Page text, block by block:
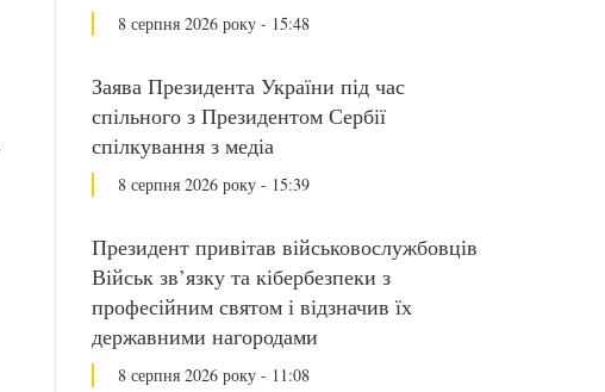
8 серпня 2026 року - 15:48
Заява Президента України під час
спільного з Президентом Сербії
спілкування з медіа
8 серпня 2026 року - 15:39
Президент привітав військовослужбовців
Військ зв’язку та кібербезпеки з
професійним святом і відзначив їх
державними нагородами
8 серпня 2026 року - 11:08